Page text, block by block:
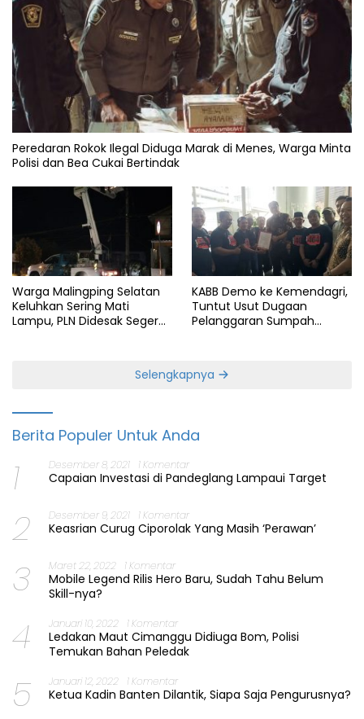
Peredaran Rokok Ilegal Diduga Marak di Menes, Warga Minta
Polisi dan Bea Cukai Bertindak
Warga Malingping Selatan
Keluhkan Sering Mati
Lampu, PLN Didesak Segera
KABB Demo ke Kemendagri,
Tuntut Usut Dugaan
Pelanggaran Sumpah
Selengkapnya
Berita Populer Untuk Anda
1 Desember 8, 2021 1 Komentar
Capaian Investasi di Pandeglang Lampaui Target
2 Desember 9, 2021 1 Komentar
Keasrian Curug Ciporolak Yang Masih ‘Perawan’
3 Maret 22, 2022 1 Komentar
Mobile Legend Rilis Hero Baru, Sudah Tahu Belum
Skill-nya?
4 Januari 10, 2022 1 Komentar
Ledakan Maut Cimanggu Didiuga Bom, Polisi
Temukan Bahan Peledak
5 Januari 12, 2022 1 Komentar
Ketua Kadin Banten Dilantik, Siapa Saja Pengurusnya?